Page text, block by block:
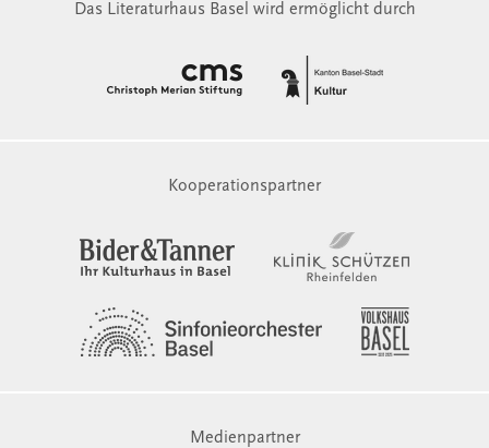
Das Literaturhaus Basel wird ermöglicht durch
Kooperationspartner
Medienpartner